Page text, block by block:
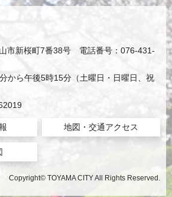
市新桜町7番38号 電話番号：076-431-
から午後5時15分（土曜日・日曜日、祝
地図・交通アクセス
Copyright© TOYAMA CITY All Rights Reserved.